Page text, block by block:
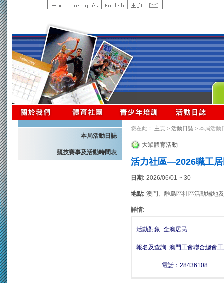
本局活動日誌
競技賽事及活動時間表
您在此： 主頁 > 活動日誌 > 本局活動
大眾體育活動
活力社區—2026職工
日期: 2026/06/01 ~ 30
地點: 澳門、離島區社區活動場地
詳情:
活動對象: 全澳居民
報名及查詢: 澳門工會聯合總會
電話：28436108